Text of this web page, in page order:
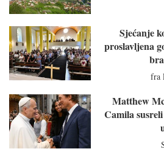
Sjećanje
proslavljena
fra
Matthew
Camila